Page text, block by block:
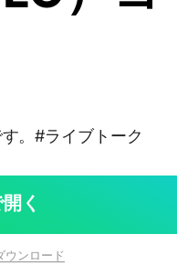
。#ライブトーク
く
ウンロード